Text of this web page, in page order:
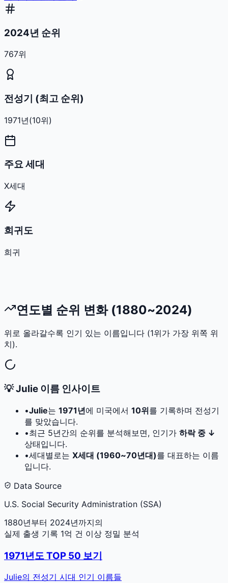
2024년 순위
767위
전성기 (최고 순위)
1971년(10위)
주요 세대
X세대
희귀도
희귀
연도별 순위 변화 (1880~2024)
위로 올라갈수록 인기 있는 이름입니다 (1위가 가장 위쪽 위
치).
💡Julie 이름 인사이트
•Julie는 1971 년에 미국에서 10위를 기록하며 전성기
를 맞았습니다.
•최근 5년간의 순위를 분석해보면, 인기가 하락 중 ↓
상태입니다.
•세대별로는 X세대 (1960~70년대)를 대표하는 이름
입니다.
Data Source
U.S. Social Security Administration (SSA)
1880년부터 2024년까지의
실제 출생 기록 1억 건 이상 정밀 분석
1971년도 TOP 50 보기
Julie의 전성기 시대 인기 이름들